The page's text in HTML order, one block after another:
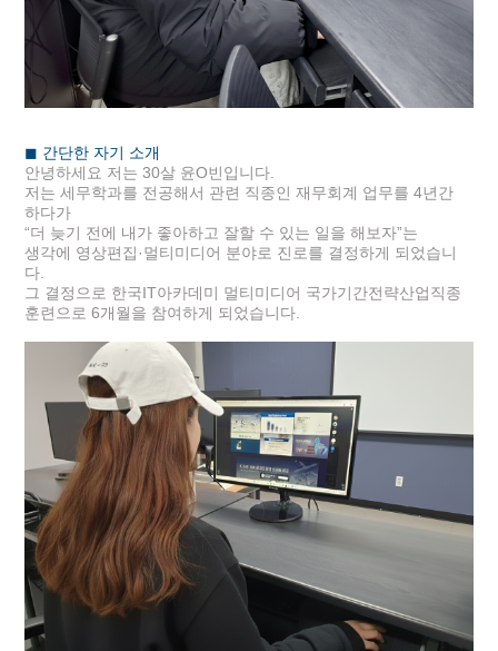
◼ 간단한 자기 소개
안녕하세요 저는 30살 윤O빈입니다.
저는 세무학과를 전공해서 관련 직종인 재무회계 업무를 4년간
하다가
“더 늦기 전에 내가 좋아하고 잘할 수 있는 일을 해보자”는
생각에 영상편집·멀티미디어 분야로 진로를 결정하게 되었습니
다.
그 결정으로 한국IT아카데미 멀티미디어 국가기간전략산업직종
훈련으로 6개월을 참여하게 되었습니다.